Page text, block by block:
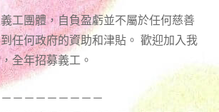
工團體，自負盈虧並不屬於任何慈善
任何政府的資助和津貼。 歡迎加入我
全年招募義工。
－－－－－－－－